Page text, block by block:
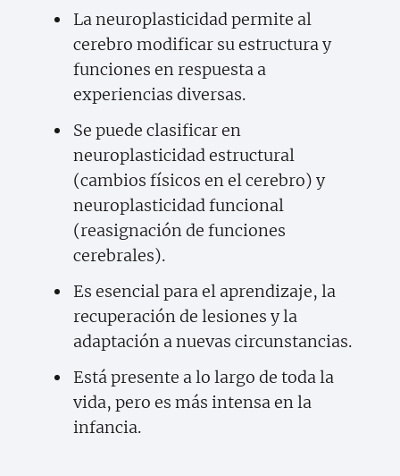
La neuroplasticidad permite al
cerebro modificar su estructura y
funciones en respuesta a
experiencias diversas.
Se puede clasificar en
neuroplasticidad estructural
(cambios físicos en el cerebro) y
neuroplasticidad funcional
(reasignación de funciones
cerebrales).
Es esencial para el aprendizaje, la
recuperación de lesiones y la
adaptación a nuevas circunstancias.
Está presente a lo largo de toda la
vida, pero es más intensa en la
infancia.